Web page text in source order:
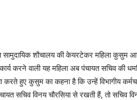
सामुदायिक शौचालय की केयरटेकर महिला कुसुम
करने वाली यह महिला अब पंचायत सचिव की
हुए कुसुम का कहना है कि उन्हें विभागीय
सचिव विनय चौरसिया से रखती हैं, तो सचिव